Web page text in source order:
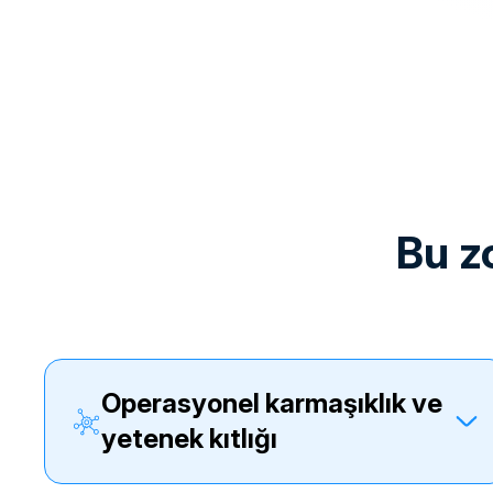
bu
operasyonel karmaşıklık ve
yetenek kıtlığı